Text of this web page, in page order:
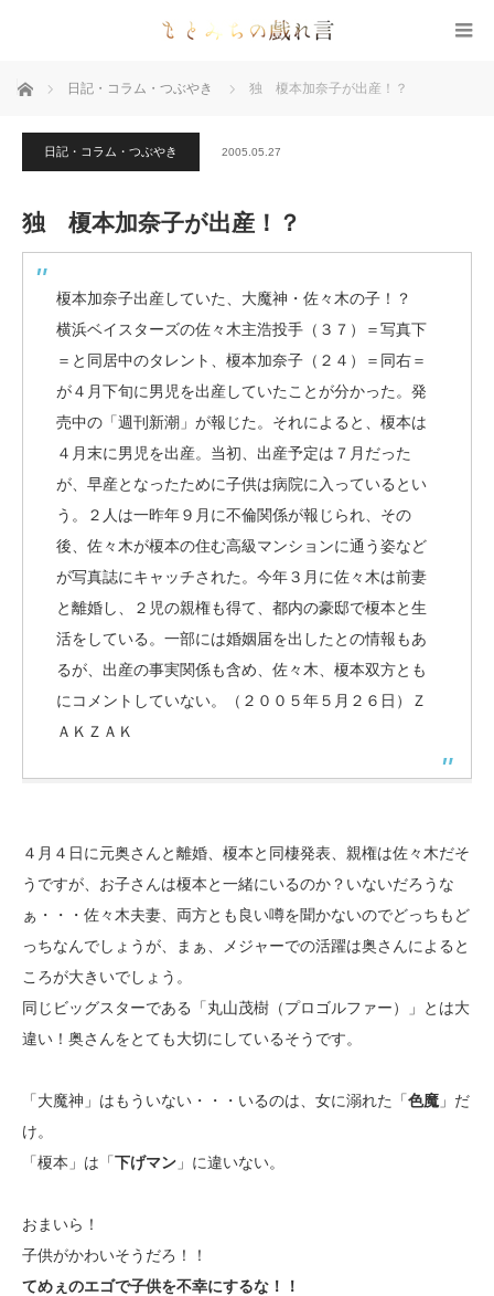
ホーム 日記・コラム・つぶやき 独 榎本加奈子が出産！？
日記・コラム・つぶやき 2005.05.27
独 榎本加奈子が出産！？
榎本加奈子出産していた、大魔神・佐々木の子！？
横浜ベイスターズの佐々木主浩投手（３７）＝写真下
＝と同居中のタレント、榎本加奈子（２４）＝同右＝
が４月下旬に男児を出産していたことが分かった。発
売中の「週刊新潮」が報じた。それによると、榎本は
４月末に男児を出産。当初、出産予定は７月だった
が、早産となったために子供は病院に入っているとい
う。２人は一昨年９月に不倫関係が報じられ、その
後、佐々木が榎本の住む高級マンションに通う姿など
が写真誌にキャッチされた。今年３月に佐々木は前妻
と離婚し、２児の親権も得て、都内の豪邸で榎本と生
活をしている。一部には婚姻届を出したとの情報もあ
るが、出産の事実関係も含め、佐々木、榎本双方とも
にコメントしていない。（２００５年５月２６日）Ｚ
ＡＫＺＡＫ
４月４日に元奥さんと離婚、榎本と同棲発表、親権は佐々木だそ
うですが、お子さんは榎本と一緒にいるのか？いないだろうな
ぁ・・・佐々木夫妻、両方とも良い噂を聞かないのでどっちもど
っちなんでしょうが、まぁ、メジャーでの活躍は奥さんによると
ころが大きいでしょう。
同じビッグスターである「丸山茂樹（プロゴルファー）」とは大
違い！奥さんをとても大切にしているそうです。
「大魔神」はもういない・・・いるのは、女に溺れた「色魔 」だ
け。
「榎本」は「下げマン 」に違いない。
おまいら！
子供がかわいそうだろ！！
てめぇのエゴで子供を不幸にするな！！